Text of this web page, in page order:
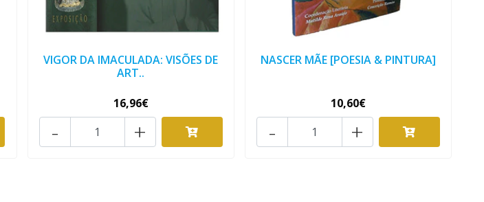
VIGOR DA IMACULADA: VISÕES DE
ART..
16,96€
+
-
NASCER MÃE [POESIA & PINTURA]
10,60€
+
-